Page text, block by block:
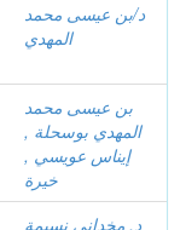
د/بن عيسى محمد
المهدي
بن عيسى محمد
المهدي بوسحلة ,
إيناس عويسي ,
خيرة
د. مخداني نسيمة